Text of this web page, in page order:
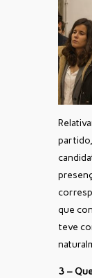
que
teve
3 –